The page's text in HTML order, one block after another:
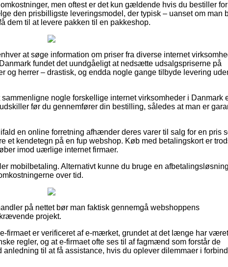
men oftest er det kun gældende hvis du bestiller
den prisbilligste leveringsmodel, der typisk – uanset om man
dem til at levere pakken til en pakkeshop.
at søge information om priser fra diverse internet
fundet det uundgåeligt at nedsætte udsalgspriserne på
og herrer – drastisk, og endda nogle gange tilbyde levering
nogle forskellige internet virksomheder i Danmark
før du gennemfører din bestilling, således at man er
en online forretning afhænder deres varer til salg for en pris
et kendetegn på en fup webshop. Køb med betalingskort er
imod uærlige internet firmaer.
mobilbetaling. Alternativt kunne du bruge en
over tid.
på nettet bør man faktisk gennemgå webshoppens
projekt.
firmaet er verificeret af e-mærket, grundet at det længe har
regler, og at e-firmaet ofte ses til af fagmænd som forstår de
til at få assistance, hvis du oplever dilemmaer i